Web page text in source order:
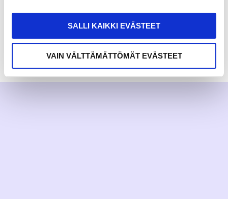
SALLI KAIKKI EVÄSTEET
VAIN VÄLTTÄMÄTTÖMÄT EVÄSTEET
RAKKAUDELLA,MEOM